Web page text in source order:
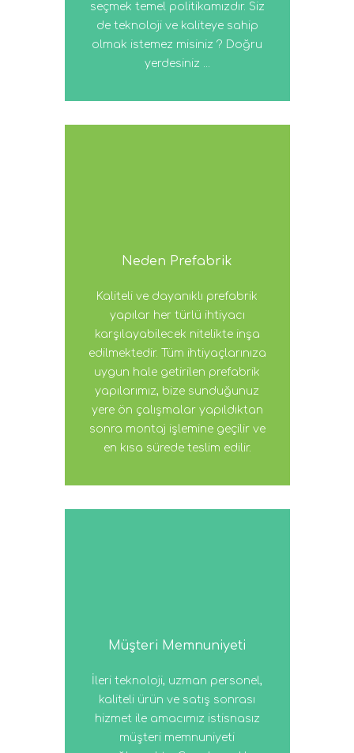
seçmek temel politikamızdır. Siz
de teknoloji ve kaliteye sahip
olmak istemez misiniz ? Doğru
yerdesiniz ...
Neden Prefabrik
Kaliteli ve dayanıklı prefabrik
yapılar her türlü ihtiyacı
karşılayabilecek nitelikte inşa
edilmektedir. Tüm ihtiyaçlarınıza
uygun hale getirilen prefabrik
yapılarımız, bize sunduğunuz
yere ön çalışmalar yapıldıktan
sonra montaj işlemine geçilir ve
en kısa sürede teslim edilir.
Müşteri Memnuniyeti
İleri teknoloji, uzman personel,
kaliteli ürün ve satış sonrası
hizmet ile amacımız istisnasız
müşteri memnuniyeti